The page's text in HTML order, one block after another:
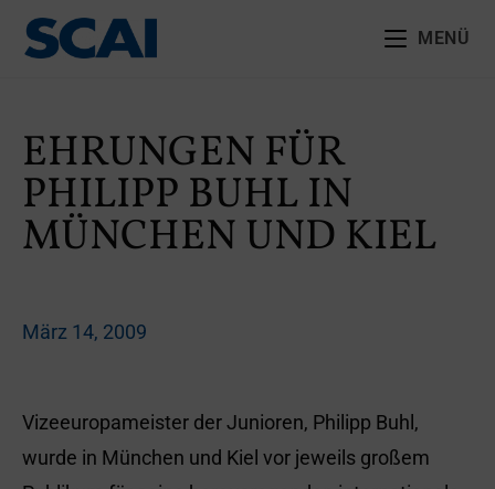
MENÜ
EHRUNGEN FÜR
PHILIPP BUHL IN
MÜNCHEN UND KIEL
März 14, 2009
Vizeeuropameister der Junioren, Philipp Buhl,
wurde in München und Kiel vor jeweils großem